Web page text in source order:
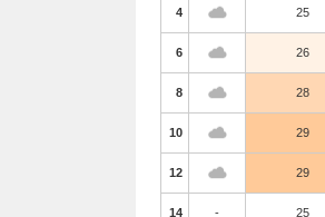
4 25
6 26
8 28
10 29
12 29
14 - 25